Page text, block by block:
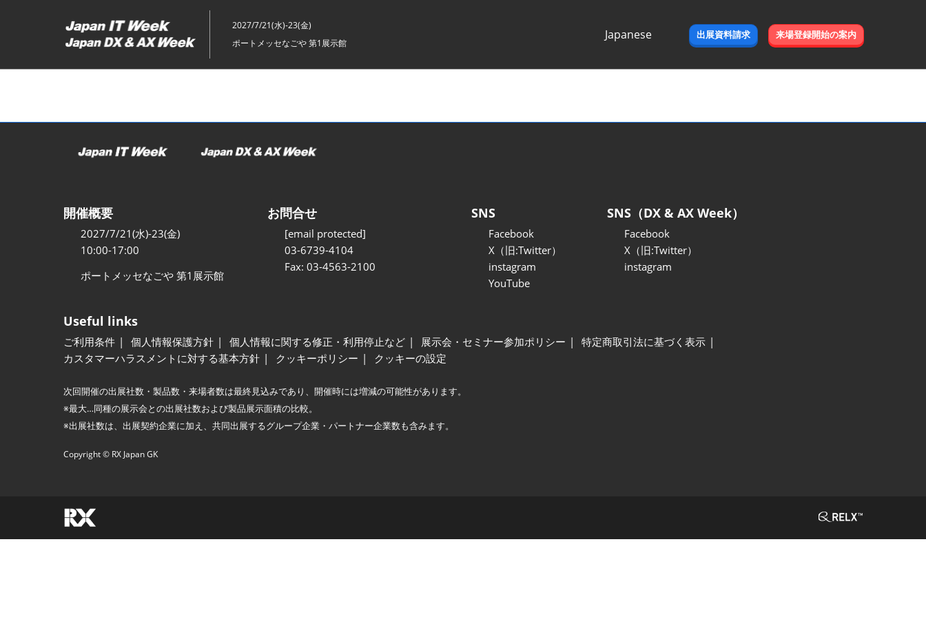
キ
ッ
2027/7/21(水)-23(金)
ポートメッセなごや 第1展示館
Japanese
出展資料請求 来場登録開始の案内
開催概要
2027/7/21(水)-23(金)
10:00-17:00
ポートメッセなごや 第1展示館
お問合せ
[email protected]
03-6739-4104
Fax: 03-4563-2100
SNS
Facebook
X（旧:Twitter）
instagram
YouTube
SNS（DX & AX Week）
Facebook
X（旧:Twitter）
instagram
Useful links
ご利用条件 個人情報保護方針 個人情報に関する修正・利用停止など 展示会・セミナー参加ポリシー
特定商取引法に基づく表示
カスタマーハラスメントに対する基本方針
クッキーポリシー クッキーの設定
次回開催の出展社数・製品数・来場者数は最終見込みであり、開催時には増減の可能性があります。
※最大…同種の展示会との出展社数および製品展示面積の比較。
※出展社数は、出展契約企業に加え、共同出展するグループ企業・パートナー企業数も含みます。
Copyright © RX Japan GK